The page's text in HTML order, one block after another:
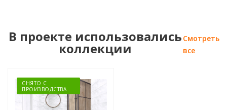
В проекте использовались
коллекции
Смотреть
все
СНЯТО С
ПРОИЗВОДСТВА